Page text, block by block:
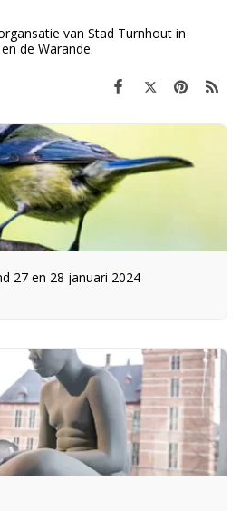
van Stad Turnhout in
de Warande.
27 en 28 januari 2024